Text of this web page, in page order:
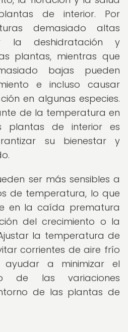
de interior. Por
demasiado altas
la deshidratación y
plantas, mientras que
bajas pueden
e incluso causar
en algunas especies.
de la temperatura en
plantas de interior es
su bienestar y
ser más sensibles a
de temperatura, lo que
en la caída prematura
del crecimiento o la
la temperatura de
corrientes de aire frío
a minimizar el
de las variaciones
de las plantas de